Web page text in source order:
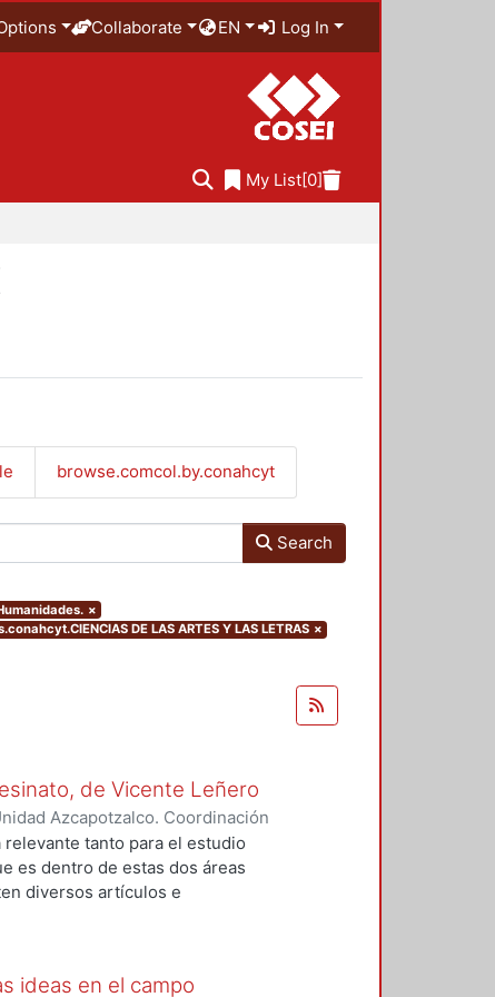
Collaborate EN Log In
My List[0]
browse.comcol.by.conahcyt
Search
×
DE LAS ARTES Y LAS LETRAS ×
de Vicente Leñero
Azcapotzalco. Coordinación
Jesús Iván
tanto para el estudio
es dentro de estas dos áreas
diversos artículos e
Walsh, A sangre fría (1966) de
Norman Mailer. Sin embargo,
ideas en el campo